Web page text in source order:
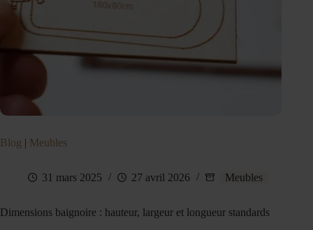
Blog | Meubles
31 mars 2025 27 avril 2026 Meubles
Dimensions baignoire : hauteur, largeur et longueur standards